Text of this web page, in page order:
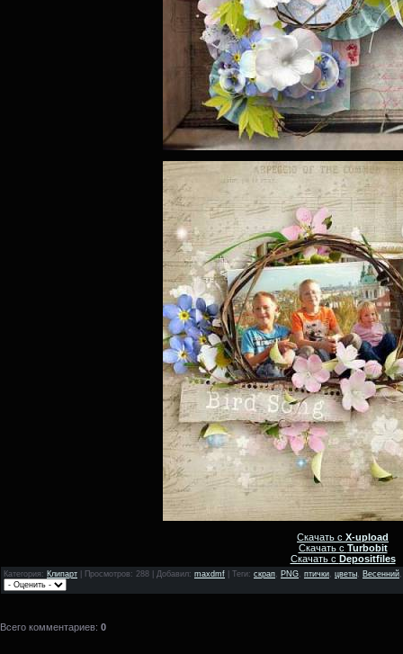
Скачать с X-upload
Скачать с Turbobit
Скачать с Depositfiles
Категория : Клипарт Просмотров: 288 | Добавил: maxdmf Теги: скрап PNG птички цветы Весенний
Всего комментариев: 0